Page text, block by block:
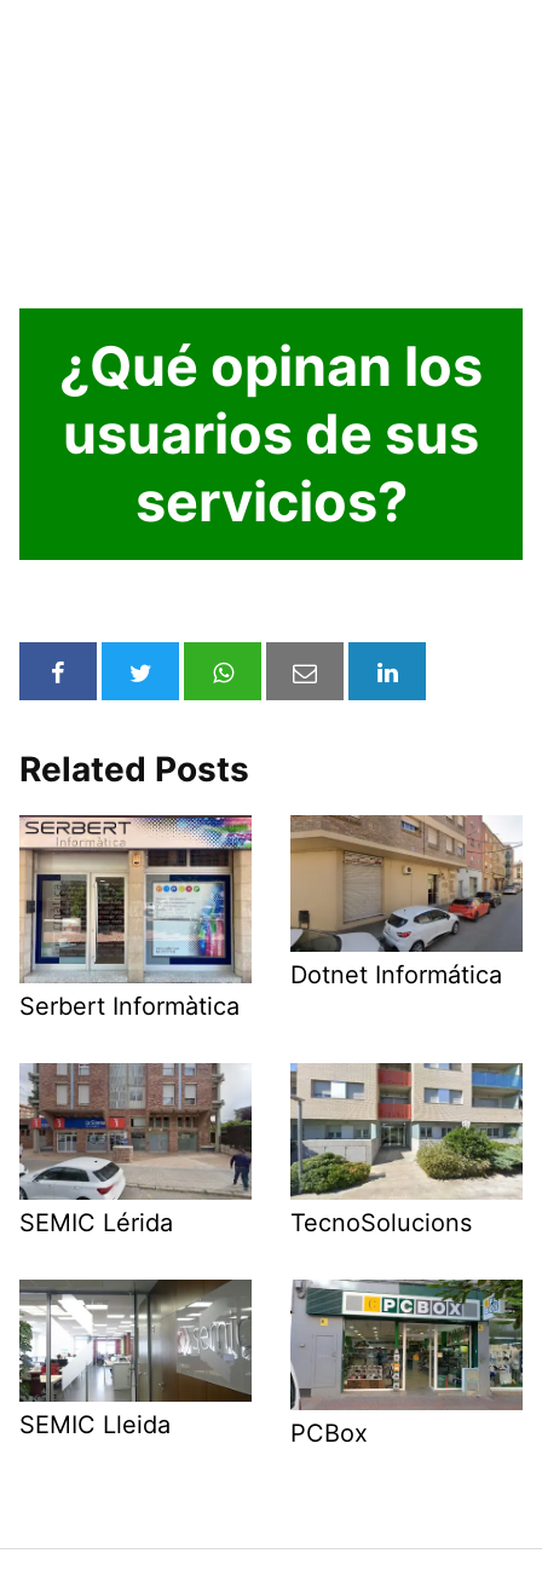
¿Qué opinan los
usuarios de sus
servicios?
Related Posts
Serbert Informàtica
Dotnet Informática
SEMIC Lérida TecnoSolucions
SEMIC Lleida PCBox